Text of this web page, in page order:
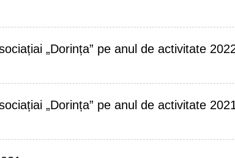
„Dorința” pe anul de activitate
„Dorința” pe anul de activitate